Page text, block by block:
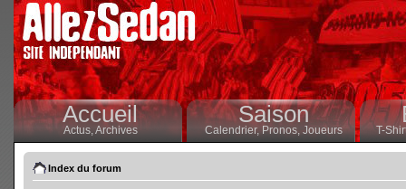
Accueil
Actus,Archives
Saison
Calendrier,Pronos, Joueurs T-
Index du forum